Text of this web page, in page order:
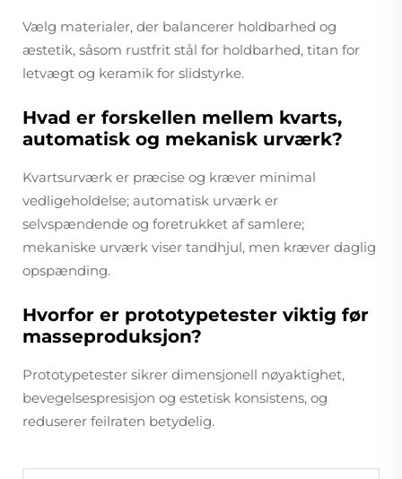
Vælg materialer, der balancerer holdbarhed og
æstetik, såsom rustfrit stål for holdbarhed, titan for
letvægt og keramik for slidstyrke.
Hvad er forskellen mellem kvarts,
automatisk og mekanisk urværk?
Kvartsurværk er præcise og kræver minimal
vedligeholdelse; automatisk urværk er
selvspændende og foretrukket af samlere;
mekaniske urværk viser tandhjul, men kræver daglig
opspænding.
Hvorfor er prototypetester viktig før
masseproduksjon?
Prototypetester sikrer dimensjonell nøyaktighet,
bevegelsespresisjon og estetisk konsistens, og
reduserer feilraten betydelig.